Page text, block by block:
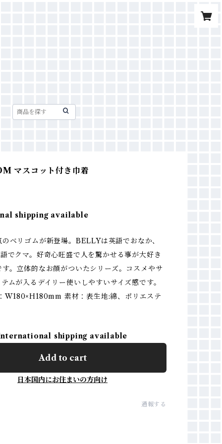
マスコット付き巾着
shipping available
ベリゴムが新登場。BELLYは英語でおなか、
でクマ。好奇心旺盛で人を驚かせる事が大好き
。立体的なお顔がついたシリーズ。コスメやサ
ムが入るデイリー使いしやすいサイズ感です。
W180×H180mm 素材：表生地:綿、ポリエステ
shipping available
Add to cart
日本国内にお住まいの方向け
通報する